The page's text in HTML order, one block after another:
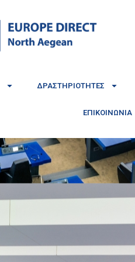
ΔΡΑΣΤΗΡΙΌΤΗΤΕΣ
ΕΠΙΚΟΙΝΩΝΊΑ